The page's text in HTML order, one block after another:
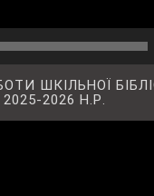
ШКІЛЬНОЇ
2025-2026 Н.Р.